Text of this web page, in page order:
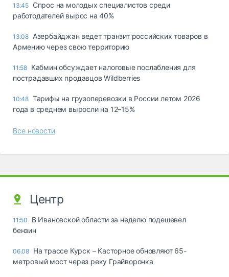
13:45 Спрос на молодых специалистов среди
работодателей вырос на 40%
13:08 Азербайджан ведет транзит российских товаров в
Армению через свою территорию
11:58 Кабмин обсуждает налоговые послабления для
пострадавших продавцов Wildberries
10:48 Тарифы на грузоперевозки в России летом 2026
года в среднем выросли на 12–15%
Все новости
Центр
11:50
В Ивановской области за неделю подешевел
бензин
06.08 На трассе Курск – Касторное обновляют 65-
метровый мост через реку Грайворонка